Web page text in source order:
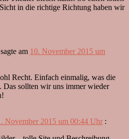
in die richtige Richtung haben wir
sagte am 10. November 2015 um
Recht. Einfach einmalig, was die
Das sollten wir uns immer wieder
November 2015 um 00:44 Uhr :